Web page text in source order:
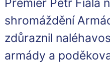
Premiér Petr Fiala
shromáždění
zdůraznil
armády a